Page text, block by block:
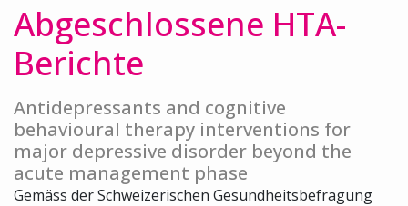
Abgeschlossene HTA-
Berichte
Antidepressants and cognitive
behavioural therapy interventions for
major depressive disorder beyond the
acute management phase
Gemäss der Schweizerischen Gesundheitsbefragung